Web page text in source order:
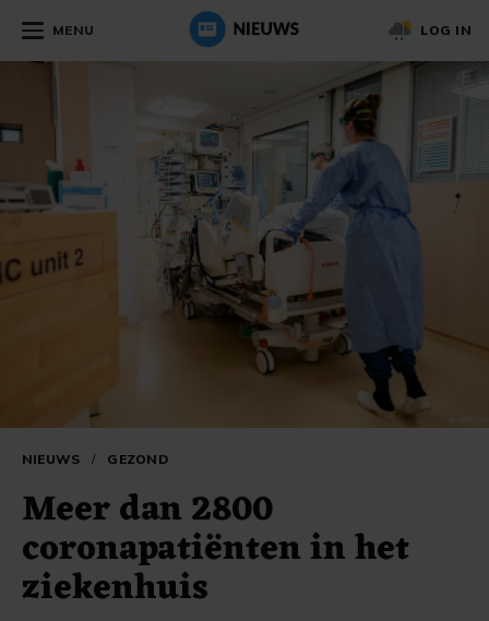
MENU LOG IN
NIEUWS / GEZOND
Meer dan 2800
coronapatiënten in het
ziekenhuis